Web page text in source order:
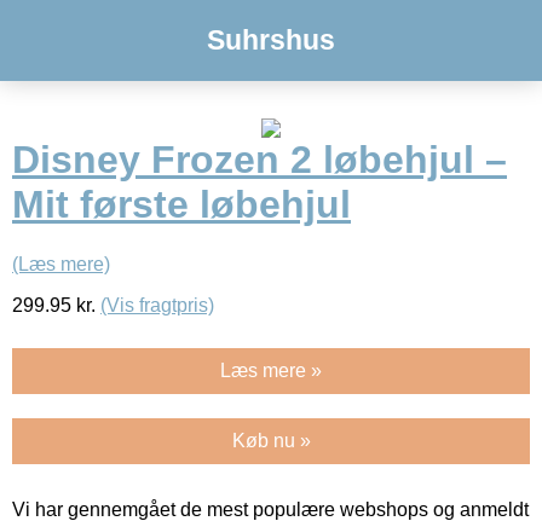
Suhrshus
Disney Frozen 2 løbehjul –
Mit første løbehjul
(Læs mere)
299.95 kr. (Vis fragtpris)
Læs mere »
Køb nu »
Vi har gennemgået de mest populære webshops og anmeldt